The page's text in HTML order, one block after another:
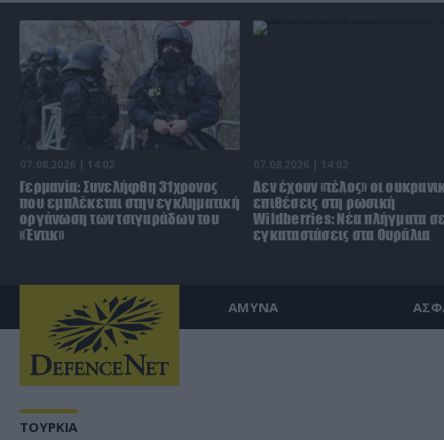
07.08.2026 | 14:02
Γερμανία: Συνελήφθη 31χρονος
που εμπλέκεται στην εγκληματική
οργάνωση των τσιγαράδων του
«Έντικ»
07.08.2026 | 14:02
Δεν έχουν «τέλος» οι
επιθέσεις στη ρωσική
Wildberries: Νέα πλήγματα
εγκαταστάσεις στα Ουράλια
ΑΜΥΝΑ
ΤΟΥΡΚΙΑ